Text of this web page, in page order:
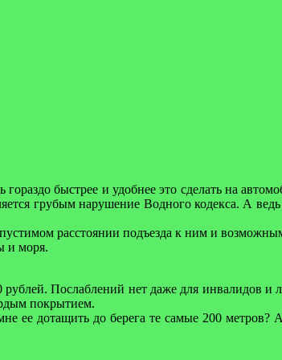
быстрее и удобнее это сделать на
грубым нарушение Водного кодекса. А
расстоянии подъезда к ним и
и моря.
Послаблений нет даже для инвалидов и
покрытием.
ее дотащить до берега те самые 200 метров?